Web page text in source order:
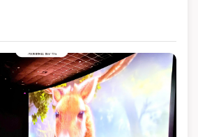
sạch vừa đủ, dưỡng ẩm nhẹ,
và xử lý mồ hôi thông minh, da sẽ dễ